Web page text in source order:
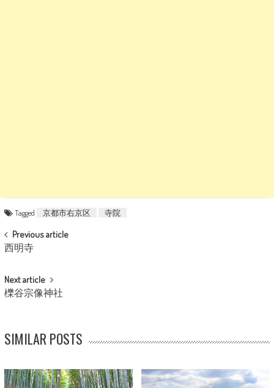
Tagged 京都市右京区 寺院
POST NAVIGATION
Previous article
西明寺
Next article
櫟谷宗像神社
SIMILAR POSTS